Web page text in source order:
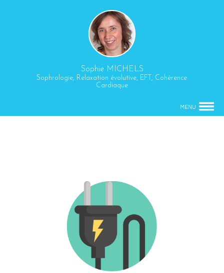
Sophie MICHELS
Sophrologie, Relaxation évolutive, EFT, Cohérence
Cardiaque
MENU